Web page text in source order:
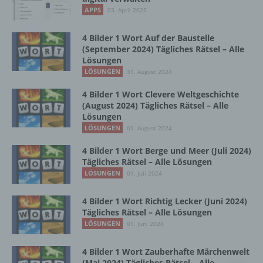
APPS 03. April 2025
4 Bilder 1 Wort Auf der Baustelle
(September 2024) Tägliches Rätsel – Alle
Lösungen
LÖSUNGEN 31. August 2024
4 Bilder 1 Wort Clevere Weltgeschichte
(August 2024) Tägliches Rätsel – Alle
Lösungen
LÖSUNGEN 01. August 2024
4 Bilder 1 Wort Berge und Meer (Juli 2024)
Tägliches Rätsel – Alle Lösungen
LÖSUNGEN 01. Juli 2024
4 Bilder 1 Wort Richtig Lecker (Juni 2024)
Tägliches Rätsel – Alle Lösungen
LÖSUNGEN 01. Juni 2024
4 Bilder 1 Wort Zauberhafte Märchenwelt
Zusammenhang mit personenbezogenen
Organisation, das Ordnen, die Speicherung,
die Anpassung oder Veränderung, das
Auslesen, das Abfragen, die Verwendung,
die Offenlegung durch Übermittlung,
Bereitstellung, den Abgleich oder die
Verknüpfung, die Einschränkung, das
Löschen oder die Vernichtung.
d) Einschränkung der Verarbeitung
Einschränkung der Verarbeitung ist die
Markierung gespeicherter
personenbezogener Daten mit dem Ziel, ihre
künftige Verarbeitung einzuschränken.
e) Profiling